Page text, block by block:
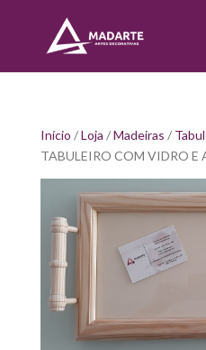
Início /Loja /Madeiras /
TABULEIRO COM VIDRO E